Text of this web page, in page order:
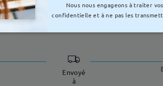
LIVRAISON
Envoyé
à
Nous nous engageons à traiter
confidentielle et à ne pas les